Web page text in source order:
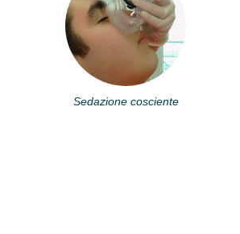
Sedazione cosciente